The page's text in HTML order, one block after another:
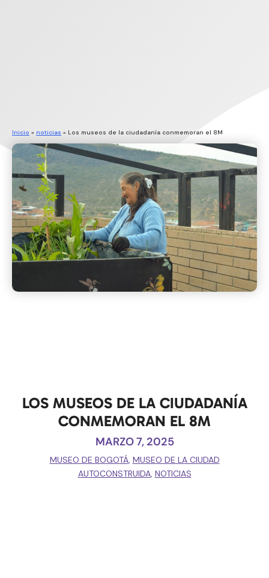
Inicio » noticias » Los museos de la ciudadanía conmemoran el 8M
LOS MUSEOS DE LA CIUDADANÍA
CONMEMORAN EL 8M
MARZO 7, 2025
MUSEO DE BOGOTÁ, MUSEO DE LA CIUDAD
AUTOCONSTRUIDA, NOTICIAS